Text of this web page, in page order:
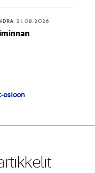
21.09.2026
osioon